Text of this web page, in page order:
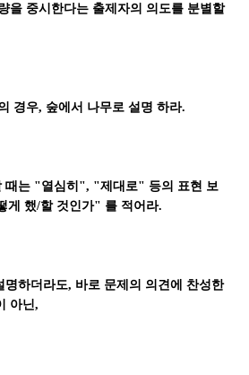
을 중시한다는 출제자의 의도를 분별할
경우, 숲에서 나무로 설명 하라.
때는 "열심히", "제대로" 등의 표현 보
게 했/할 것인가" 를 적어라.
하더라도, 바로 문제의 의견에 찬성한
아닌,